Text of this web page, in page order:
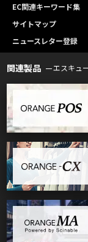
EC関連キーワード集
サイトマップ
ニュースレター登録
関連製品 エスキュ